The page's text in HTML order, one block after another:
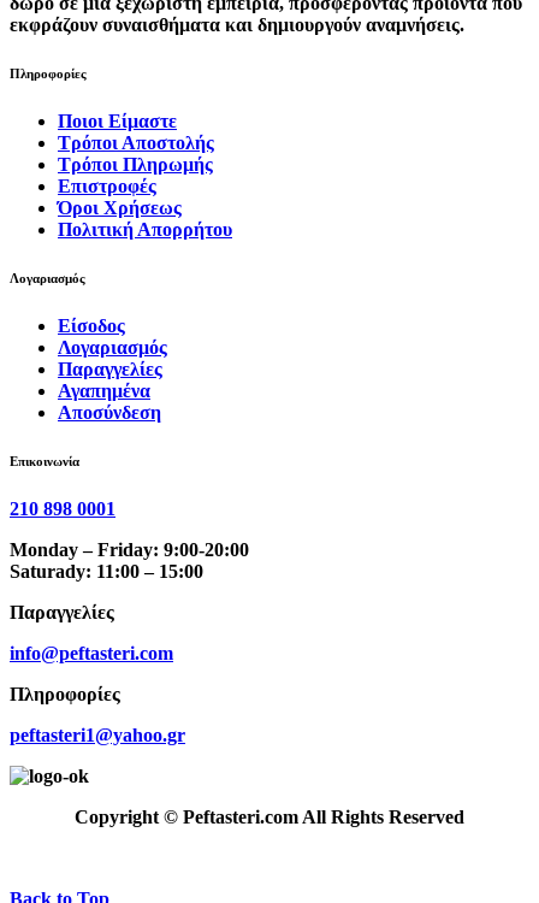
εκφράζουν συναισθήματα και δημιουργούν αναμνήσεις.
Πληροφορίες
Ποιοι Είμαστε
Τρόποι Αποστολής
Τρόποι Πληρωμής
Επιστροφές
Όροι Χρήσεως
Πολιτική Απορρήτου
Λογαριασμός
Είσοδος
Λογαριασμός
Παραγγελίες
Αγαπημένα
Αποσύνδεση
Επικοινωνία
210 898 0001
Monday – Friday: 9:00-20:00
Saturady: 11:00 – 15:00
Παραγγελίες
info@peftasteri.com
Πληροφορίες
peftasteri1@yahoo.gr
Copyright © Peftasteri.com All Rights Reserved